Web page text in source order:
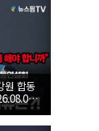
원 합동
강원 합